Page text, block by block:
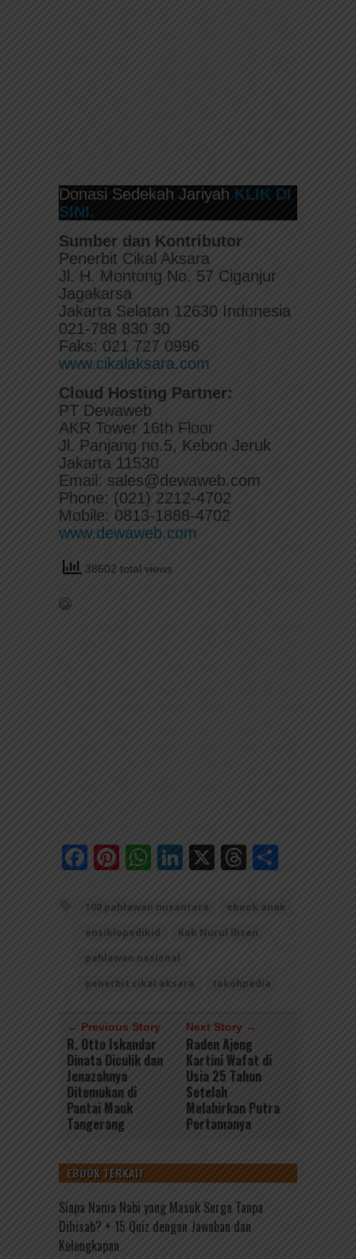
Donasi Sedekah Jariyah KLIK DI
SINI.
Sumber dan Kontributor
Penerbit Cikal Aksara
Jl. H. Montong No. 57 Ciganjur
Jagakarsa
Jakarta Selatan 12630 Indonesia
021-788 830 30
Faks: 021 727 0996
www.cikalaksara.com
Cloud Hosting Partner:
PT Dewaweb
AKR Tower 16th Floor
Jl. Panjang no.5, Kebon Jeruk
Jakarta 11530
Email: sales@dewaweb.com
Phone: (021) 2212-4702
Mobile: 0813-1888-4702
www.dewaweb.com
38602 total views
Facebook
Pinterest
WhatsApp
LinkedIn
X Threads
100 pahlawan nusantara
ebook anak
ensiklopedikid
Kak Nurul Ihsan
pahlawan nasional
penerbit cikal aksara
tokohpedia
← Previous Story
R. Otto Iskandar
Dinata Diculik dan
Jenazahnya
Ditemukan di
Pantai Mauk
Tangerang
Next Story →
Raden Ajeng
Kartini Wafat di
Usia 25 Tahun
Setelah
Melahirkan Putra
Pertamanya
EBOOK TERKAIT
Siapa Nama Nabi yang Masuk Surga Tanpa
Dihisab? + 15 Quiz dengan Jawaban dan
Kelengkapan